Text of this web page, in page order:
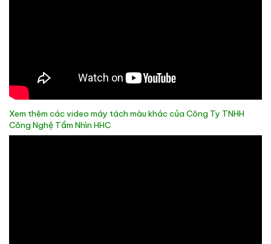
Xem thêm các video máy tách màu khác của Công Ty TNHH
Công Nghệ Tầm Nhìn HHC